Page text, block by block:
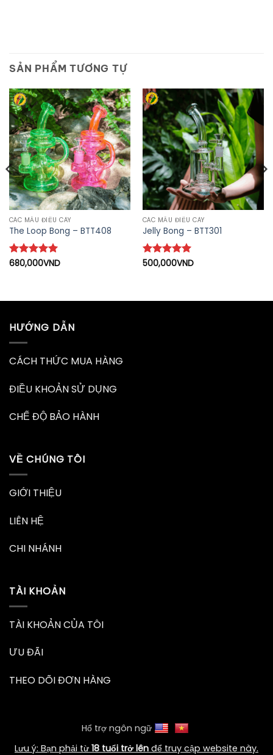
SẢN PHẨM TƯƠNG TỰ
CÁC MẪU ĐIẾU CÀY
The Loop Bong – BTT408
Được xếp
680,000VND
CÁC MẪU ĐIẾU CÀY
Jelly Bong – BTT301
Được xếp
500,000VND
HƯỚNG DẪN
CÁCH THỨC MUA HÀNG
ĐIỀU KHOẢN SỬ DỤNG
CHẾ ĐỘ BẢO HÀNH
VỀ CHÚNG TÔI
GIỚI THIỆU
LIÊN HỆ
CHI NHÁNH
TÀI KHOẢN
TÀI KHOẢN CỦA TÔI
ƯU ĐÃI
THEO DÕI ĐƠN HÀNG
Hổ trợ ngôn ngữ
Lưu ý: Bạn phải từ 18 tuổi trở lên để truy cập website này.